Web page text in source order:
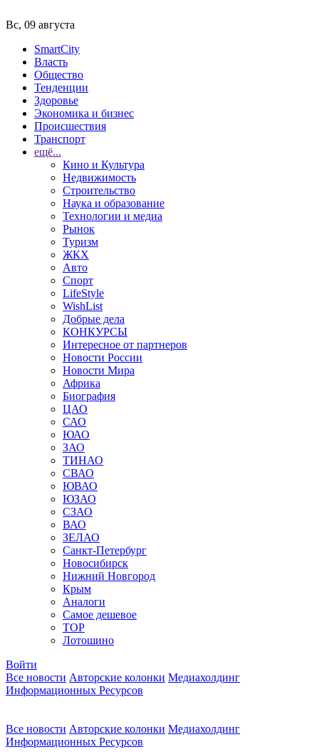
Вс, 09 августа
SmartCity
Власть
Общество
Тенденции
Здоровье
Экономика и бизнес
Происшествия
Транспорт
ещё...
Кино и Культура
Недвижимость
Строительство
Наука и образование
Технологии и медиа
Рынок
Туризм
ЖКХ
Авто
Спорт
LifeStyle
WishList
Добрые дела
КОНКУРСЫ
Интересное от партнеров
Новости России
Новости Мира
Африка
Биография
ЦАО
САО
ЮАО
ЗАО
ТИНАО
СВАО
ЮВАО
ЮЗАО
СЗАО
ВАО
ЗЕЛАО
Санкт-Петербург
Новосибирск
Нижний Новгород
Крым
Аналоги
Самое дешевое
TOP
Лотошино
Войти
Все новости Авторские колонки Медиахолдинг
Информационных Ресурсов
Все новости Авторские колонки Медиахолдинг
Информационных Ресурсов